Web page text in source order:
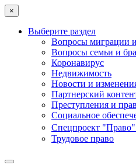
×
Выберите раздел
Вопросы миграции
Вопросы семьи и
Коронавирус
Недвижимость
Новости и
Партнерский
Преступления и
Социальное
Спецпроект "Право"
Трудовое право